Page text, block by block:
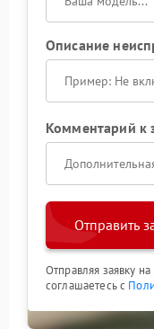
Описание
Комментарий к
Отправить
Отправляя заявку
соглашаетесь с